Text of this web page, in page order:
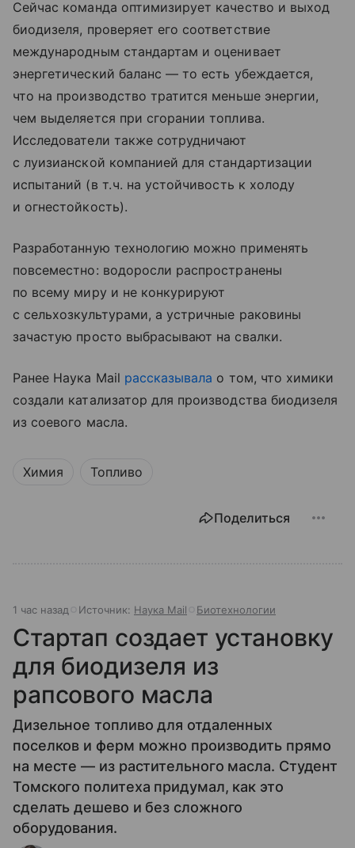
Сейчас команда оптимизирует качество и выход
биодизеля, проверяет его соответствие
международным стандартам и оценивает
энергетический баланс — то есть убеждается,
что на производство тратится меньше энергии,
чем выделяется при сгорании топлива.
Исследователи также сотрудничают
с луизианской компанией для стандартизации
испытаний (в т. ч. на устойчивость к холоду
и огнестойкость).
Разработанную технологию можно применять
повсеместно: водоросли распространены
по всему миру и не конкурируют
с сельхозкультурами, а устричные раковины
зачастую просто выбрасывают на свалки.
Ранее Наука Mail рассказывала о том, что химики
создали катализатор для производства биодизеля
из соевого масла.
Химия Топливо
Поделиться
1 час назад Источник: Наука Mail Биотехнологии
Стартап создает установку
для биодизеля из
рапсового масла
Дизельное топливо для отдаленных
поселков и ферм можно производить прямо
на месте — из растительного масла. Студент
Томского политеха придумал, как это
сделать дешево и без сложного
оборудования.